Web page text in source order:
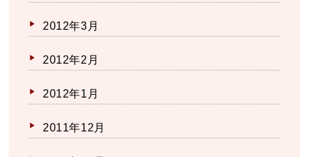
2012年3月
2012年2月
2012年1月
2011年12月